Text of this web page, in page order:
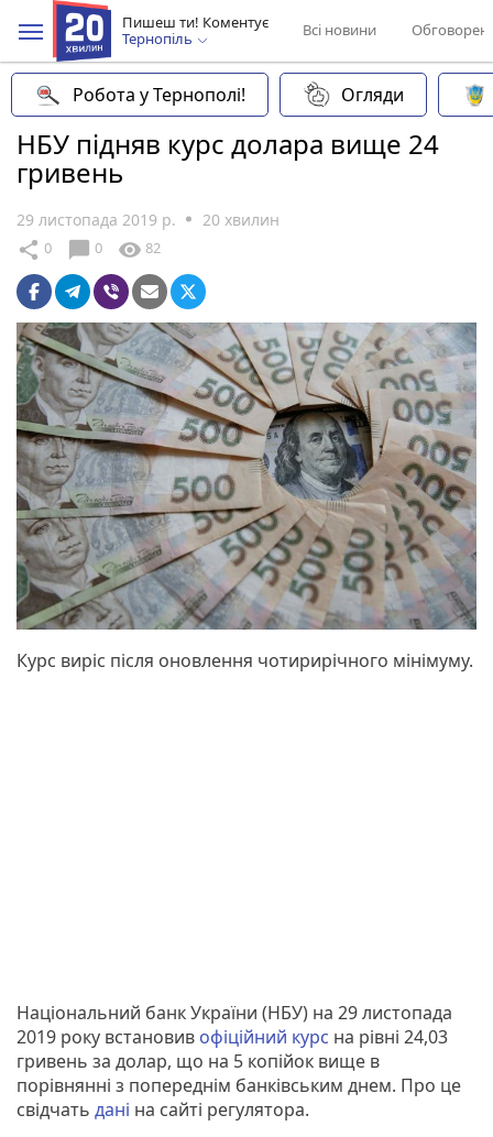
Пишеш ти! Коментує
Тернопіль
Всі новини
Робота у Тернополі! Огляди
НБУ підняв курс долара вище 24
гривень
29 листопада 2019 р. 20 хвилин
share 0 chat_bubble 0 visibility 82
Курс виріс після оновлення чотирирічного мінімуму.
Національний банк України (НБУ) на 29 листопада
2019 року встановив офіційний курс на рівні 24,03
гривень за долар, що на 5 копійок вище в
порівнянні з попереднім банківським днем. Про це
свідчать дані на сайті регулятора.